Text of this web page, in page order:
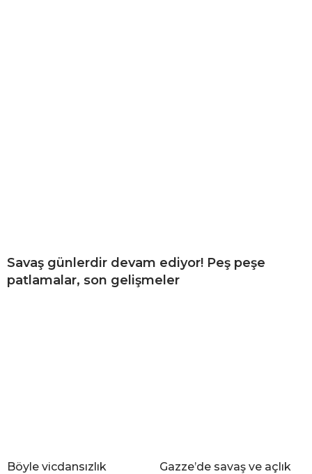
Savaş günlerdir devam ediyor! Peş peşe
patlamalar, son gelişmeler
Böyle vicdansızlık
Gazze’de savaş ve açlık